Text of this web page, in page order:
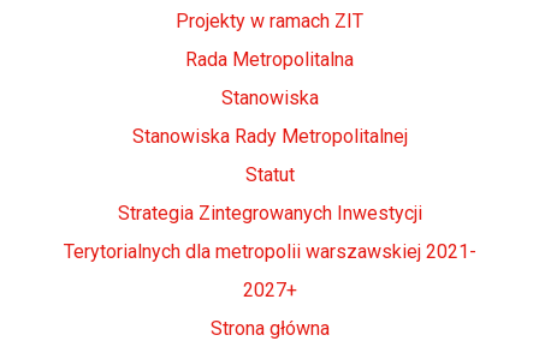
Projekty w ramach ZIT
Rada Metropolitalna
Stanowiska
Stanowiska Rady Metropolitalnej
Statut
Strategia Zintegrowanych Inwestycji
Terytorialnych dla metropolii warszawskiej 2021-
2027+
Strona główna